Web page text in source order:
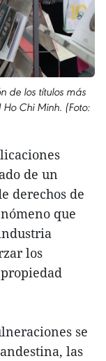
de los títulos más
Chi Minh. (Foto:
de un
derechos de
que
los
se
las